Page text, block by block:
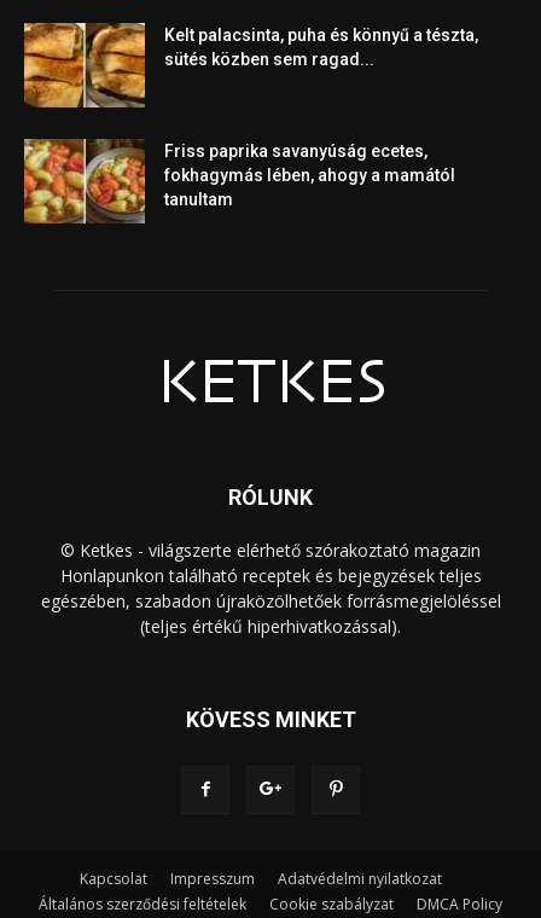
Kelt palacsinta, puha és könnyű a tészta,
sütés közben sem ragad...
Friss paprika savanyúság ecetes,
fokhagymás lében, ahogy a mamától
tanultam
RÓLUNK
© Ketkes - világszerte elérhető szórakoztató magazin
Honlapunkon található receptek és bejegyzések teljes
egészében, szabadon újraközölhetőek forrásmegjelöléssel
(teljes értékű hiperhivatkozással).
KÖVESS MINKET
Kapcsolat Impresszum
Adatvédelmi nyilatkozat
Általános szerződési feltételek
Cookie szabályzat DMCA Policy